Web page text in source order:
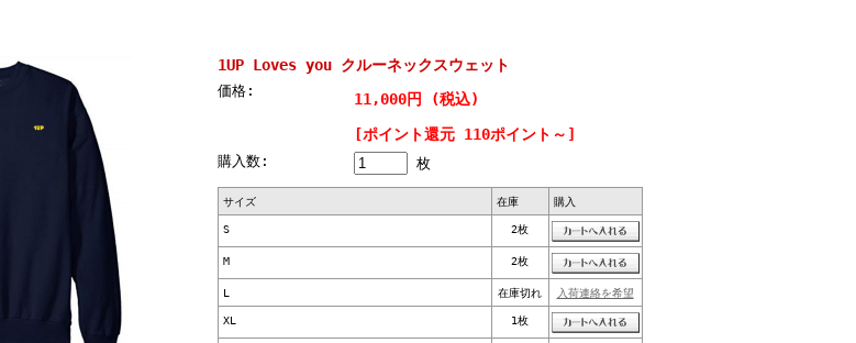
1UP Loves you クルーネックスウェット
価格:
11,000円 (税込)
[ポイント還元 110ポイント～]
購入数: 枚
サイズ 在庫 購入
S 2枚
M 2枚
L 在庫切れ 入荷連絡を希望
XL 1枚